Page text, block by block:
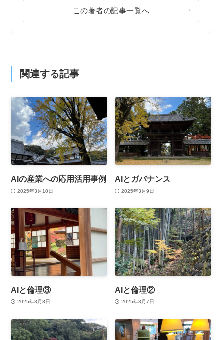
この著者の記事一覧へ
関連する記事
AIの産業への応用活用事例
2025年3月10日
AIとガバナンス
2025年3月9日
AIと倫理③
2025年3月8日
AIと倫理②
2025年3月7日